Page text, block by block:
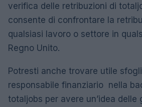
verifica delle retribuzioni di
consente di confrontare la
qualsiasi lavoro o settore in
Regno Unito.
Potresti anche trovare utile
responsabile finanziario nella
totaljobs per avere un’idea delle